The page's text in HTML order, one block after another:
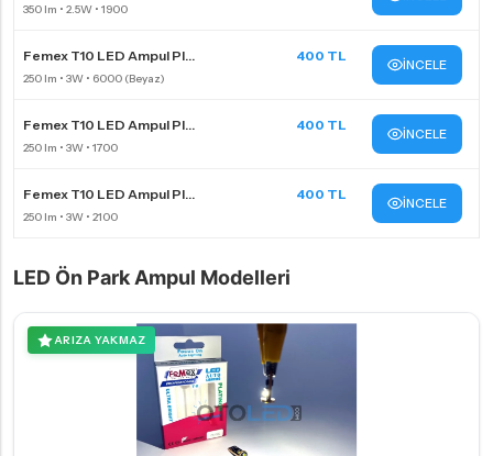
Femex T10 LED Ampul Pl... 400 TL
İNCELE
Femex T10 LED Ampul Pl... 400 TL
İNCELE
Femex T10 LED Ampul Pl... 400 TL
İNCELE
LED Ön Park Ampul Modelleri
ARIZA YAKMAZ